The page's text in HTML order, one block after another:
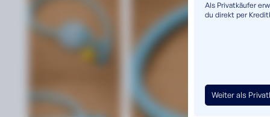
Als Privatkäufer
du direkt per
Weiter als